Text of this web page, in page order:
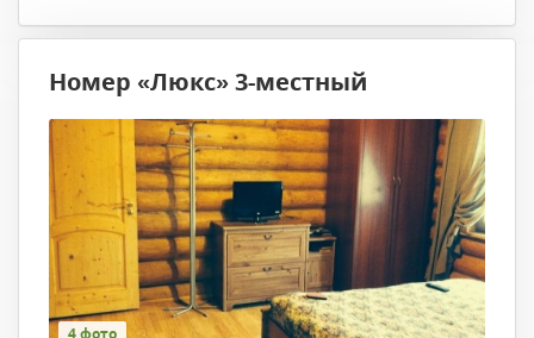
Номер «Люкс» 3-местный